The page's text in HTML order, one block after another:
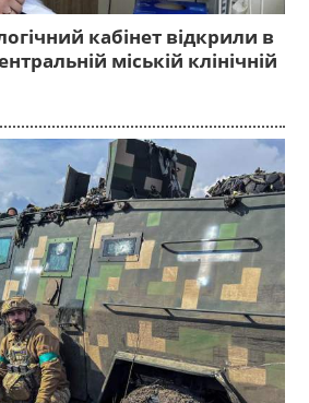
кабінет відкрили в
міській клінічній